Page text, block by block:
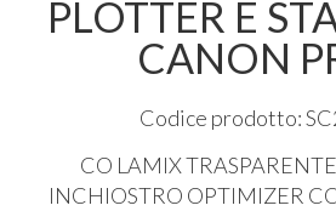
PLOTTER E
CANON
Codice prodotto:
CO LAMIXTRASPARENTE
INCHIOSTRO OPTIMIZER